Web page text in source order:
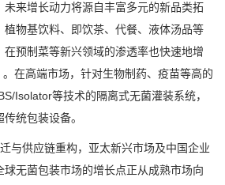
未来增长动力将源自丰富多元的新品类拓
植物基饮料、即饮茶、代餐、液体汤品等
预制菜等新兴领域的渗透率也快速地增
在高端市场，针对生物制药、疫苗等高的
Isolator等技术的隔离式无菌灌装系统，
统包装设备。
供应链重构，亚太新兴市场及中国企业
球无菌包装市场的增长点正从成熟市场向